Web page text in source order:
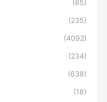
(65)
(235)
(4092)
(234)
(638)
(18)